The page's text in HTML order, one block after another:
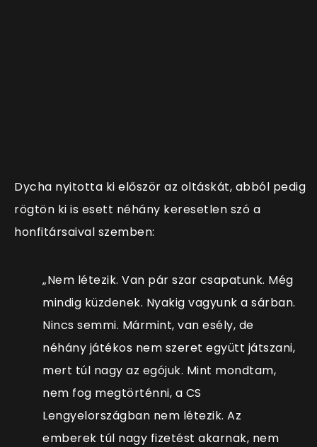
Dycha nyitotta ki először az oltáskát, abból pedig
rögtön ki is esett néhány keresetlen szó a
honfitársaival szemben:
„Nem létezik. Van pár szar csapatunk. Még
mindig küzdenek. Nyakig vagyunk a sárban.
Nincs semmi. Mármint, van esély, de
néhány játékos nem szeret együtt játszani,
mert túl nagy az egójuk. Mint mondtam,
nem fog megtörténni, a CS
Lengyelországban nem létezik. Az
emberek túl nagy fizetést akarnak, nem